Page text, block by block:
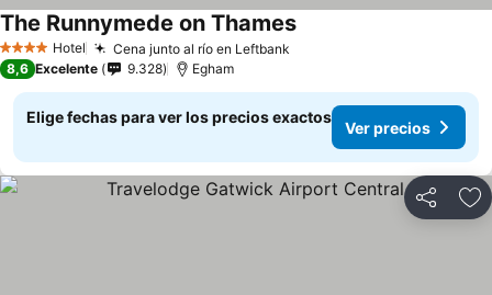
4 EstrellasHotel Cena junto al río en Leftbank
The Runnymede on Thames
8,6 Excelente 9.328 Egham
Elige fechas para ver los precios exactos
Ver precios
Compartir